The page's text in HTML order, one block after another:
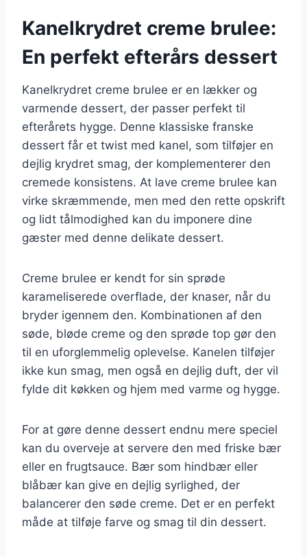
Kanelkrydret creme brulee:
En perfekt efterårs dessert
Kanelkrydret creme brulee er en lækker og
varmende dessert, der passer perfekt til
efterårets hygge. Denne klassiske franske
dessert får et twist med kanel, som tilføjer en
dejlig krydret smag, der komplementerer den
cremede konsistens. At lave creme brulee kan
virke skræmmende, men med den rette opskrift
og lidt tålmodighed kan du imponere dine
gæster med denne delikate dessert.
Creme brulee er kendt for sin sprøde
karameliserede overflade, der knaser, når du
bryder igennem den. Kombinationen af den
søde, bløde creme og den sprøde top gør den
til en uforglemmelig oplevelse. Kanelen tilføjer
ikke kun smag, men også en dejlig duft, der vil
fylde dit køkken og hjem med varme og hygge.
For at gøre denne dessert endnu mere speciel
kan du overveje at servere den med friske bær
eller en frugtsauce. Bær som hindbær eller
blåbær kan give en dejlig syrlighed, der
balancerer den søde creme. Det er en perfekt
måde at tilføje farve og smag til din dessert.